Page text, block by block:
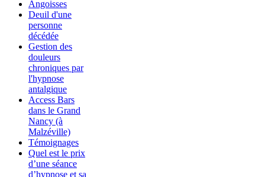
Angoisses
Deuil d'une
personne
décédée
Gestion des
douleurs
chroniques par
l'hypnose
antalgique
Access Bars
dans le Grand
Nancy (à
Malzéville)
Témoignages
Quel est le prix
d’une séance
d’hypnose et sa